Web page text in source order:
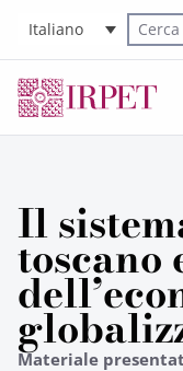
Italiano
Cerca
Il
toscano
Materiale